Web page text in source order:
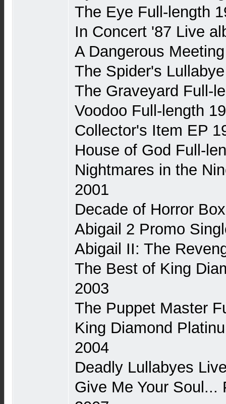
The Eye Full-length
In Concert '87 Live
A Dangerous
The Spider's
The Graveyard Full-
Voodoo Full-length
Collector's Item EP
House of God Full-
Nightmares in the
2001
Decade of Horror
Abigail 2 Promo
Abigail II: The
The Best of King
2003
The Puppet Master
King Diamond
2004
Deadly Lullabyes
Give Me Your Soul...